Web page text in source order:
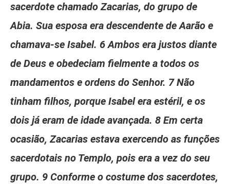
sacerdote chamado Zacarias, do grupo de
Abia. Sua esposa era descendente de Aarão e
chamava-se Isabel. 6 Ambos era justos diante
de Deus e obedeciam fielmente a todos os
mandamentos e ordens do Senhor. 7 Não
tinham filhos, porque Isabel era estéril, e os
dois já eram de idade avançada. 8 Em certa
ocasião, Zacarias estava exercendo as funções
sacerdotais no Templo, pois era a vez do seu
grupo. 9 Conforme o costume dos sacerdotes,